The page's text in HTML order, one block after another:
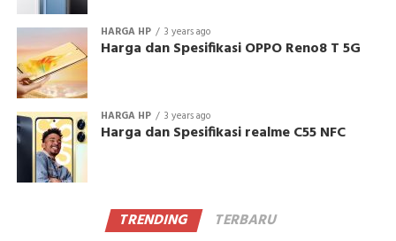
HARGA HP 3 years ago
Harga dan Spesifikasi OPPO Reno8 T 5G
HARGA HP 3 years ago
Harga dan Spesifikasi realme C55 NFC
TRENDING TERBARU